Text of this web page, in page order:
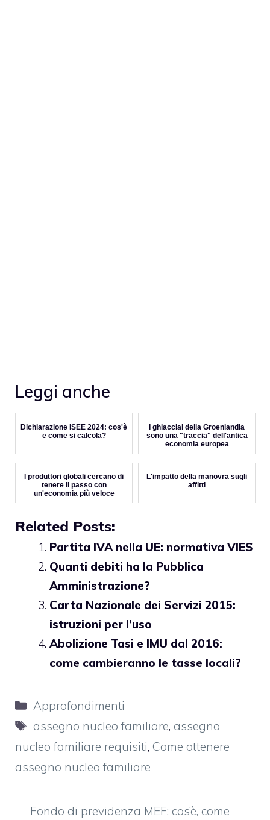
Leggi anche
Dichiarazione ISEE 2024: cos'è
e come si calcola?
I ghiacciai della Groenlandia
sono una "traccia" dell'antica
economia europea
I produttori globali cercano di
tenere il passo con
un'economia più veloce
L'impatto della manovra sugli
affitti
Related Posts:
Partita IVA nella UE: normativa VIES
Quanti debiti ha la Pubblica
Amministrazione?
Carta Nazionale dei Servizi 2015:
istruzioni per l’uso
Abolizione Tasi e IMU dal 2016:
come cambieranno le tasse locali?
Categorie
Approfondimenti
Tag
assegno nucleo familiare, assegno
nucleo familiare requisiti, Come ottenere
assegno nucleo familiare
Fondo di previdenza MEF: cos’è, come